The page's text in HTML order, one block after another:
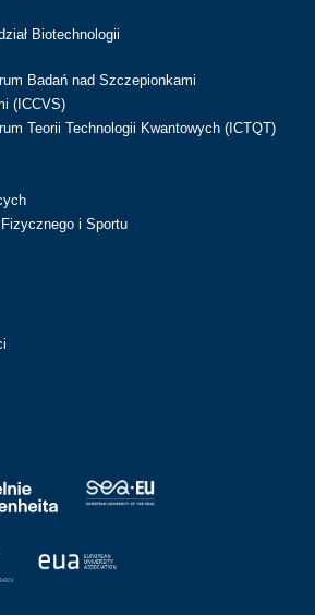
Biotechnologii
Badań nad Szczepionkami
(ICCVS)
Teorii Technologii Kwantowych (ICTQT)
i Sportu